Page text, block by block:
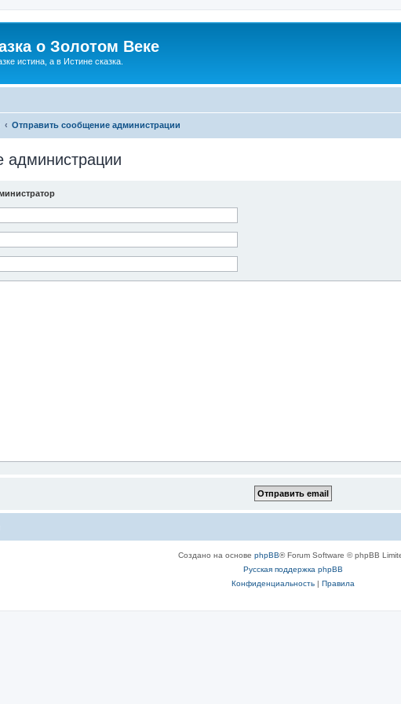
о Золотом Веке
истина, а в Истине сказка.
Отправить сообщение администрации
администрации
Создано на основе phpBB® Forum Software © phpBB
Русская поддержка phpBB
Конфиденциальность| Правила